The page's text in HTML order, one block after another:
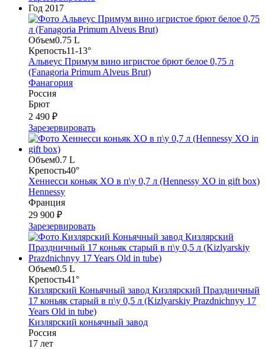
Год 2017
Объем0.75 L
Крепость11-13°
Альвеус Примум вино игристое брют белое 0,75 л
(Fanagoria Primum Alveus Brut)
Фанагория
Россия
Брют
2 490 ₽
Зарезервировать
Объем0.7 L
Крепость40°
Хеннесси коньяк XO в п\у 0,7 л (Hennessy XO in gift box)
Hennessy
Франция
29 900 ₽
Зарезервировать
Объем0.5 L
Крепость41°
Кизлярский Коньячный завод Кизлярский Праздничный
17 коньяк старый в п\у 0,5 л (Kizlyarskiy Prazdnichnyy 17
Years Old in tube)
Кизлярский коньячный завод
Россия
17 лет